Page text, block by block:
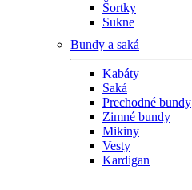
Šortky
Sukne
Bundy a saká
Kabáty
Saká
Prechodné bundy
Zimné bundy
Mikiny
Vesty
Kardigan